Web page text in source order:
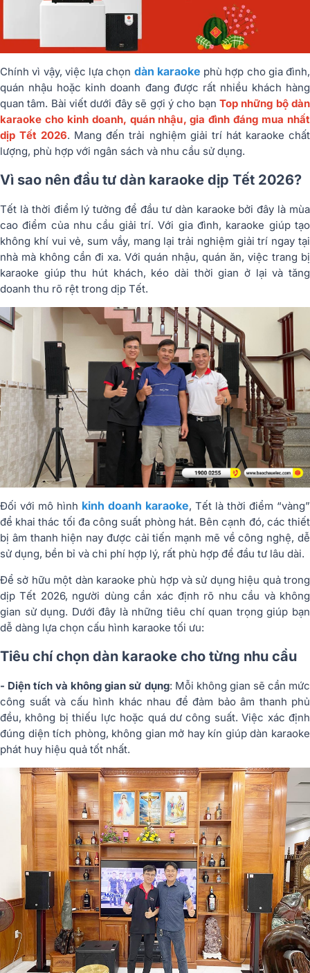
Chính vì vậy, việc lựa chọn dàn karaoke phù hợp cho gia đình,
quán nhậu hoặc kinh doanh đang được rất nhiều khách hàng
quan tâm. Bài viết dưới đây sẽ gợi ý cho bạn Top những bộ dàn
karaoke cho kinh doanh, quán nhậu, gia đình đáng mua nhất
dịp Tết 2026. Mang đến trải nghiệm giải trí hát karaoke chất
lượng, phù hợp với ngân sách và nhu cầu sử dụng.
Vì sao nên đầu tư dàn karaoke dịp Tết 2026?
Tết là thời điểm lý tưởng để đầu tư dàn karaoke bởi đây là mùa
cao điểm của nhu cầu giải trí. Với gia đình, karaoke giúp tạo
không khí vui vẻ, sum vầy, mang lại trải nghiệm giải trí ngay tại
nhà mà không cần đi xa. Với quán nhậu, quán ăn, việc trang bị
karaoke giúp thu hút khách, kéo dài thời gian ở lại và tăng
doanh thu rõ rệt trong dịp Tết.
Đối với mô hình kinh doanh karaoke, Tết là thời điểm “vàng”
để khai thác tối đa công suất phòng hát. Bên cạnh đó, các thiết
bị âm thanh hiện nay được cải tiến mạnh mẽ về công nghệ, dễ
sử dụng, bền bỉ và chi phí hợp lý, rất phù hợp để đầu tư lâu dài.
Để sở hữu một dàn karaoke phù hợp và sử dụng hiệu quả trong
dịp Tết 2026, người dùng cần xác định rõ nhu cầu và không
gian sử dụng. Dưới đây là những tiêu chí quan trọng giúp bạn
dễ dàng lựa chọn cấu hình karaoke tối ưu:
Tiêu chí chọn dàn karaoke cho từng nhu cầu
- Diện tích và không gian sử dụng: Mỗi không gian sẽ cần mức
công suất và cấu hình khác nhau để đảm bảo âm thanh phủ
đều, không bị thiếu lực hoặc quá dư công suất. Việc xác định
đúng diện tích phòng, không gian mở hay kín giúp dàn karaoke
phát huy hiệu quả tốt nhất.